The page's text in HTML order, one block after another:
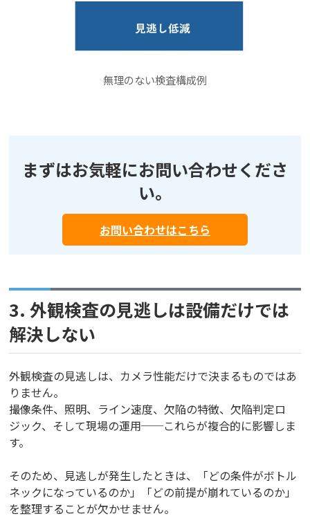
無理のない検査構成例
まずはお気軽にお問い合わせくださ
い。
お問い合わせはこちら
3.外観検査の見逃しは設備だけでは
解決しない
外観検査の見逃しは、カメラ性能だけで決まるものではあ
りません。
撮像条件、照明、ライン速度、欠陥の特徴、欠陥判定ロ
ジック、そして現場の運用──これらが複合的に影響しま
す。
そのため、見逃しが発生したときは、「どの条件がボトル
ネックになっているのか」「どの前提が崩れているのか」
を整理することが欠かせません。